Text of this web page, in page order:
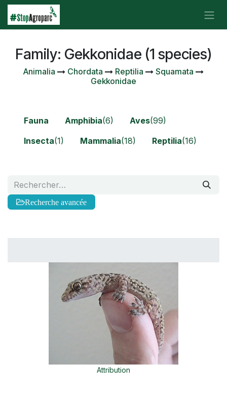
Se rendre au contenu
Family: Gekkonidae (1 species)
Animalia Chordata Reptilia
Squamata
Gekkonidae
Fauna Amphibia(6) Aves(99)
Insecta(1) Mammalia(18) Reptilia(16)
Recherche avancée
Attribution